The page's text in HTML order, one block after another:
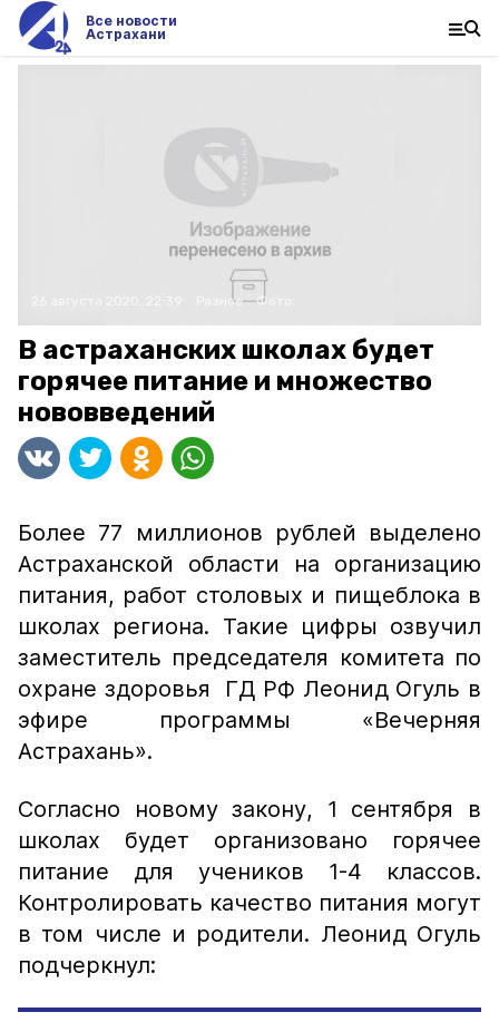
Все новости
Астрахани
Разное Фото:
В астраханских школах будет
горячее питание и множество
нововведений
Более 77 миллионов рублей выделено
Астраханской области на организацию
питания, работ столовых и пищеблока в
школах региона. Такие цифры озвучил
заместитель председателя комитета по
охране здоровья ГД РФ Леонид Огуль в
эфире программы «Вечерняя
Астрахань».
Согласно новому закону, 1 сентября в
школах будет организовано горячее
питание для учеников 1-4 классов.
Контролировать качество питания могут
в том числе и родители. Леонид Огуль
подчеркнул: